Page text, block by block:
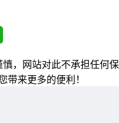
，网站对此不承担任何保
来更多的便利！